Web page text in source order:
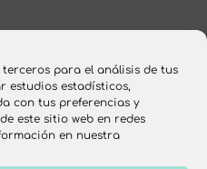
para el análisis de tus
estudios estadísticos,
con tus preferencias y
este sitio web en redes
en nuestra